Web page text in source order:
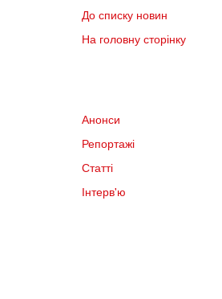
До списку новин
На головну сторінку
Анонси
Репортажі
Статті
Інтерв'ю